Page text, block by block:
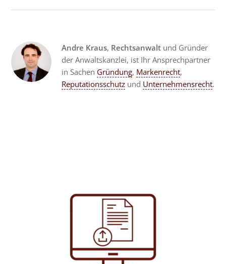
Andre Kraus, Rechtsanwalt und Gründer
der Anwaltskanzlei, ist Ihr Ansprechpartner
in Sachen Gründung, Markenrecht,
Reputationsschutzund Unternehmensrecht.